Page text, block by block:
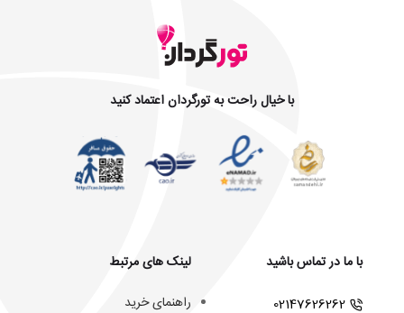
با خیال راحت به تورگردان اعتماد کنید
با ما در تماس باشید
02147626262
لینک های مرتبط
راهنمای خرید